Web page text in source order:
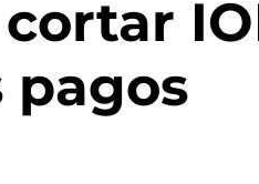
pagos